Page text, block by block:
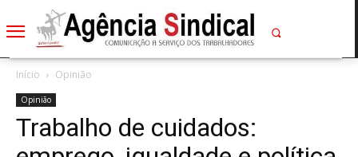
Início Opinião
Opinião
Trabalho de cuidados: